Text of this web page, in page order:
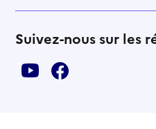
Suivez-nous sur les